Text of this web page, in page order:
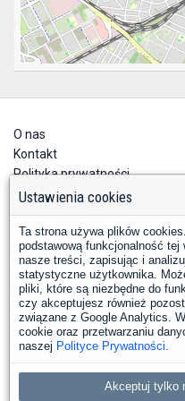
O nas
Kontakt
Polityka prywatności
Deklaracja dostępności
Facebook
Copyright © 2026
Ustawienia cookies
Ta strona używa plików
podstawową funkcjonalność
nasze treści, zapisując i
statystyczne użytkownika.
pliki, które są niezbędne do
czy akceptujesz również
związane z Google Analytics.
cookie oraz przetwarzaniu
naszej Polityce Prywatności.
Akceptuj tylko